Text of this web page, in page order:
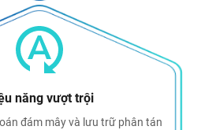
năng vượt trội
đám mây và lưu trữ phân tán